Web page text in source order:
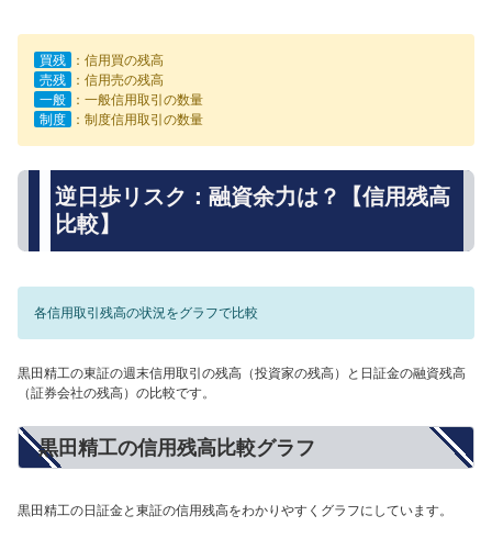
買残
：信用買の残高
売残
：信用売の残高
一般
：一般信用取引の数量
制度
：制度信用取引の数量
逆日歩リスク：融資余力は？【信用残高
比較】
各信用取引残高の状況をグラフで比較
黒田精工の東証の週末信用取引の残高（投資家の残高）と日証金の融資残高
（証券会社の残高）の比較です。
黒田精工の信用残高比較グラフ
黒田精工の日証金と東証の信用残高をわかりやすくグラフにしています。